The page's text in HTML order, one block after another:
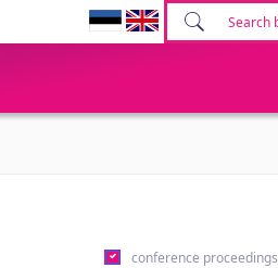
conference proceedings